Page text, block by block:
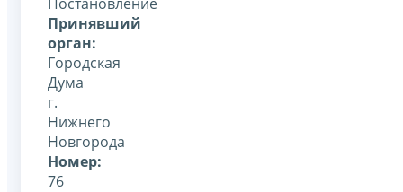
Принявший
орган:
Городская
Дума
г.
Нижнего
Новгорода
Номер:
76